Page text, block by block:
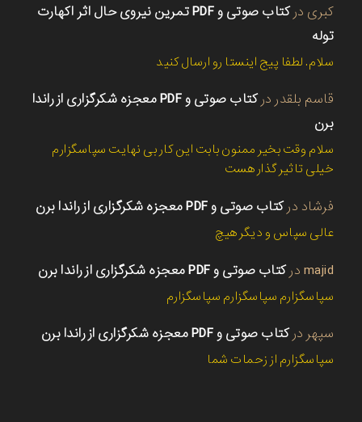
کبری در
کتاب صوتی و PDF تمرین نیروی حال اثر اکهارت
توله
سلام. لطفا پیج اینستا رو ارسال کنید
قاسم بلقدر در
کتاب صوتی و PDF معجزه شکرگزاری از راندا
برن
سلام وقت بخیر ممنون بابت این کار بی نهایت سپاسگزارم
خیلی تاثیر گذار هست
فرشاد درکتاب صوتی و PDF معجزه شکرگزاری از راندا برن
عالی سپاس و دیگر هیچ
majid درکتاب صوتی و PDF معجزه شکرگزاری از راندا برن
سپاسگزارم سپاسگزارم سپاسگزارم
سپهر درکتاب صوتی و PDF معجزه شکرگزاری از راندا برن
سپاسگزارم از زحمات شما